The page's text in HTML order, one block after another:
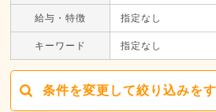
給与・特徴 指定なし
キーワード 指定なし
条件を変更して絞り込みを